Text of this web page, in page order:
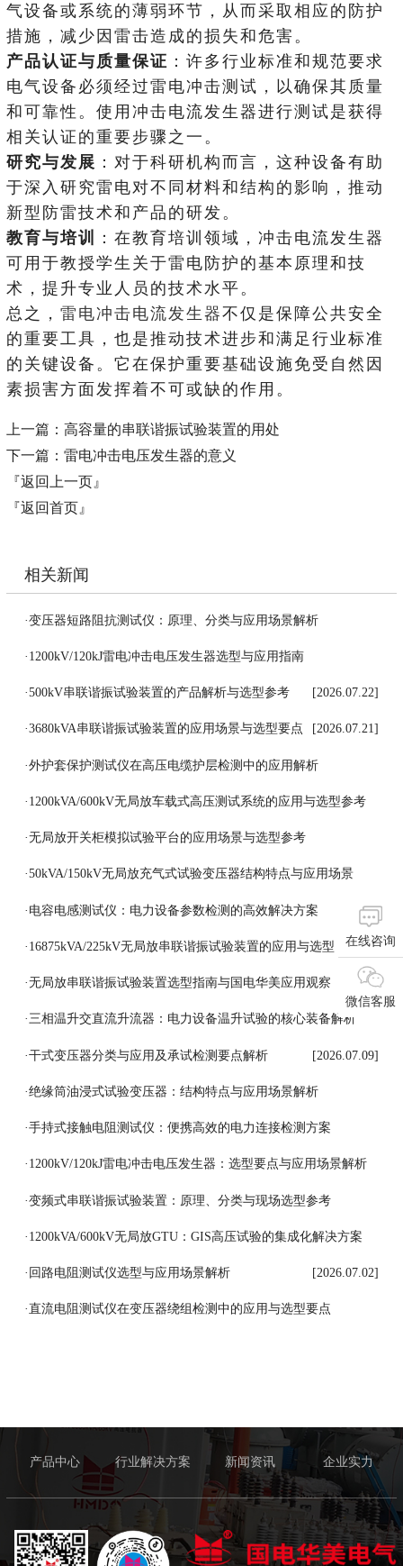
气设备或系统的薄弱环节，从而采取相应的防护
措施，减少因雷击造成的损失和危害。
产品认证与质量保证 ：许多行业标准和规范要求
电气设备必须经过雷电冲击测试，以确保其质量
和可靠性。使用冲击电流发生器进行测试是获得
相关认证的重要步骤之一。
研究与发展 ：对于科研机构而言，这种设备有助
于深入研究雷电对不同材料和结构的影响，推动
新型防雷技术和产品的研发。
教育与培训
：在教育培训领域，冲击电流发生器
可用于教授学生关于雷电防护的基本原理和技
术，提升专业人员的技术水平。
总之， 雷电冲击电流发生器不仅是保障公共安全
的重要工具，也是推动技术进步和满足行业标准
的关键设备。它在保护重要基础设施免受自然因
素损害方面发挥着不可或缺的作用。
上一篇： 高容量的串联谐振试验装置的用处
下一篇： 雷电冲击电压发生器的意义
『返回上一页』
『返回首页』
相关新闻
·变压器短路阻抗测试仪：原理、分类与应用场景解析
· 1200kV/120kJ雷电冲击电压发生器选型与应用指南
[2026.07.24]
·500kV串联谐振试验装置的产品解析与选型参考 [2026.07.22]
·3680kVA串联谐振试验装置的应用场景与选型要点 [2026.07.21]
·外护套保护测试仪在高压电缆护层检测中的应用解析
[2026.07.18]
· 1200kVA/600kV无局放车载式高压测试系统的应用与选型参考
·无局放开关柜模拟试验平台的应用场景与选型参考
[2026.07.16]
·50kVA/150kV无局放充气式试验变压器结构特点与应用场景
[2026.07.15]
· 电容电感测试仪：电力设备参数检测的高效解决方案
[2026.07.14]
· 16875kVA/225kV无局放串联谐振试验装置的应用与选型
[2026.07.13]
·无局放串联谐振试验装置选型指南与国电华美应用观察
[2026.07.11]
·三相温升交直流升流器：电力设备温升试验的核心装备解析
[2026.07.10]
·干式变压器分类与应用及承试检测要点解析 [2026.07.09]
·绝缘筒油浸式试验变压器：结构特点与应用场景解析
[2026.07.08]
·手持式接触电阻测试仪：便携高效的电力连接检测方案
[2026.07.07]
· 1200kV/120kJ雷电冲击电压发生器：选型要点与应用场景解析
[2026.07.06]
·变频式串联谐振试验装置：原理、分类与现场选型参考
[2026.07.03]
· 1200kVA/600kV无局放GTU：GIS高压试验的集成化解决方案
[2026.07.03]
· 回路电阻测试仪选型与应用场景解析 [2026.07.02]
·直流电阻测试仪在变压器绕组检测中的应用与选型要点
产品中心 行业解决方案 新闻资讯 企业实力
在线咨询
微信客服